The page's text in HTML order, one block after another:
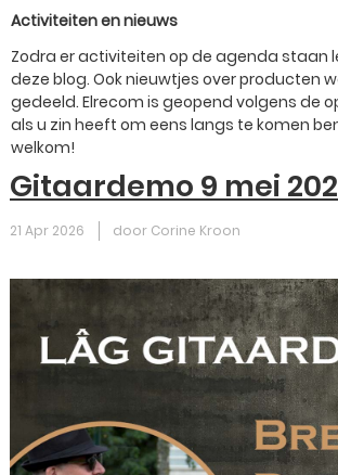
Activiteiten en nieuws
Zodra er activiteiten op de agenda staan
deze blog. Ook nieuwtjes over producten
gedeeld. Elrecom is geopend volgens de
als u zin heeft om eens langs te komen
welkom!
Gitaardemo 9 mei
21 Apr 2026 door Corine Kroon